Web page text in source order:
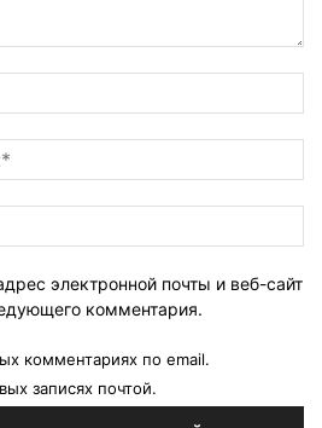
электронной почты и веб-сайт
комментария.
комментариях по email.
записях почтой.